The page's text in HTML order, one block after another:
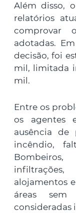
Além disso,
relatórios
comprovar
adotadas.
decisão, foi
mil, limitada
mil.
Entre os
os agentes
ausência de
incêndio,
alojamentos
áreas sem
consideradas